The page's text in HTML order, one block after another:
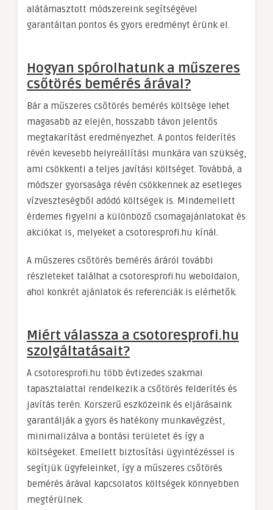
alátámasztott módszereink segítségével
garantáltan pontos és gyors eredményt érünk el.
Hogyan spórolhatunk a műszeres
csőtörés bemérés árával?
Bár a műszeres csőtörés bemérés költsége lehet
magasabb az elején, hosszabb távon jelentős
megtakarítást eredményezhet. A pontos felderítés
révén kevesebb helyreállítási munkára van szükség,
ami csökkenti a teljes javítási költséget. Továbbá, a
módszer gyorsasága révén csökkennek az esetleges
vízveszteségből adódó költségek is. Mindemellett
érdemes figyelni a különböző csomagajánlatokat és
akciókat is, melyeket a csotoresprofi.hu kínál.
A műszeres csőtörés bemérés áráról további
részleteket találhat a csotoresprofi.hu weboldalon,
ahol konkrét ajánlatok és referenciák is elérhetők.
Miért válassza a csotoresprofi.hu
szolgáltatásait?
A csotoresprofi.hu több évtizedes szakmai
tapasztalattal rendelkezik a csőtörés felderítés és
javítás terén. Korszerű eszközeink és eljárásaink
garantálják a gyors és hatékony munkavégzést,
minimalizálva a bontási területet és így a
költségeket. Emellett biztosítási ügyintézéssel is
segítjük ügyfeleinket, így a műszeres csőtörés
bemérés árával kapcsolatos költségek könnyebben
megtérülnek.